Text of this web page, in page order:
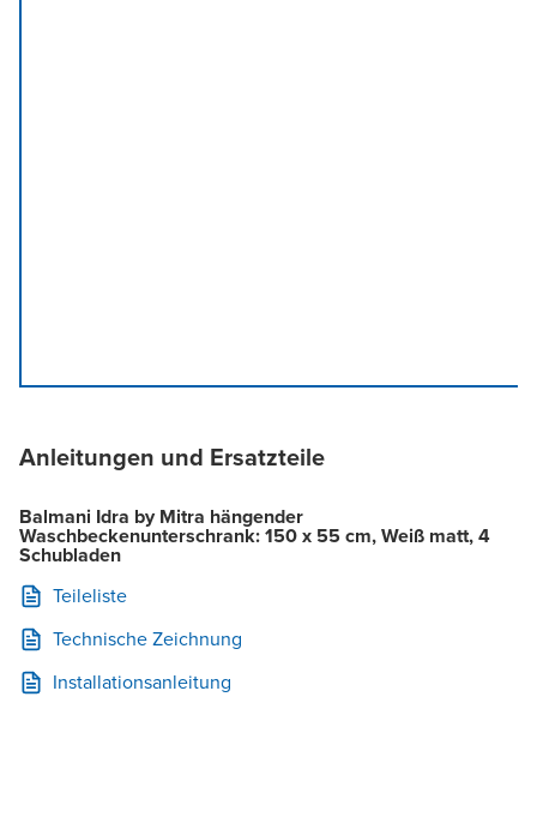
Anleitungen und Ersatzteile
Balmani Idra by Mitra hängender
Waschbeckenunterschrank: 150 x 55 cm, Weiß matt, 4
Schubladen
Teileliste
Technische Zeichnung
Installationsanleitung